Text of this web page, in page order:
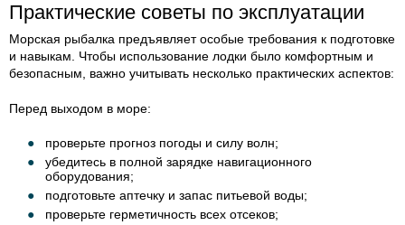
Практические советы по эксплуатации
Морская рыбалка предъявляет особые требования к подготовке
и навыкам. Чтобы использование лодки было комфортным и
безопасным, важно учитывать несколько практических аспектов:
Перед выходом в море:
проверьте прогноз погоды и силу волн;
убедитесь в полной зарядке навигационного
оборудования;
подготовьте аптечку и запас питьевой воды;
проверьте герметичность всех отсеков;